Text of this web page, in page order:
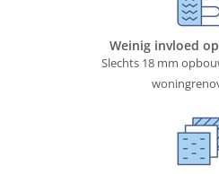
Weinig invloed
Slechts 18 mm